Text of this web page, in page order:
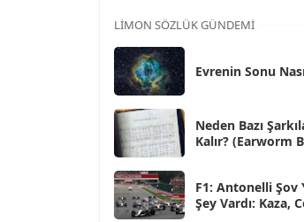
Kas 2025
Eki 2025
Eyl 2025
Ağu 2025
Tem 2025 [45]
Haz 2025
May 2025 [54]
LIMON SÖZLÜK GÜNDEMI
Evrenin Sonu
Neden Bazı
Kalır? (Earworm
F1: Antonelli Şov
Şey Vardı: Kaza,